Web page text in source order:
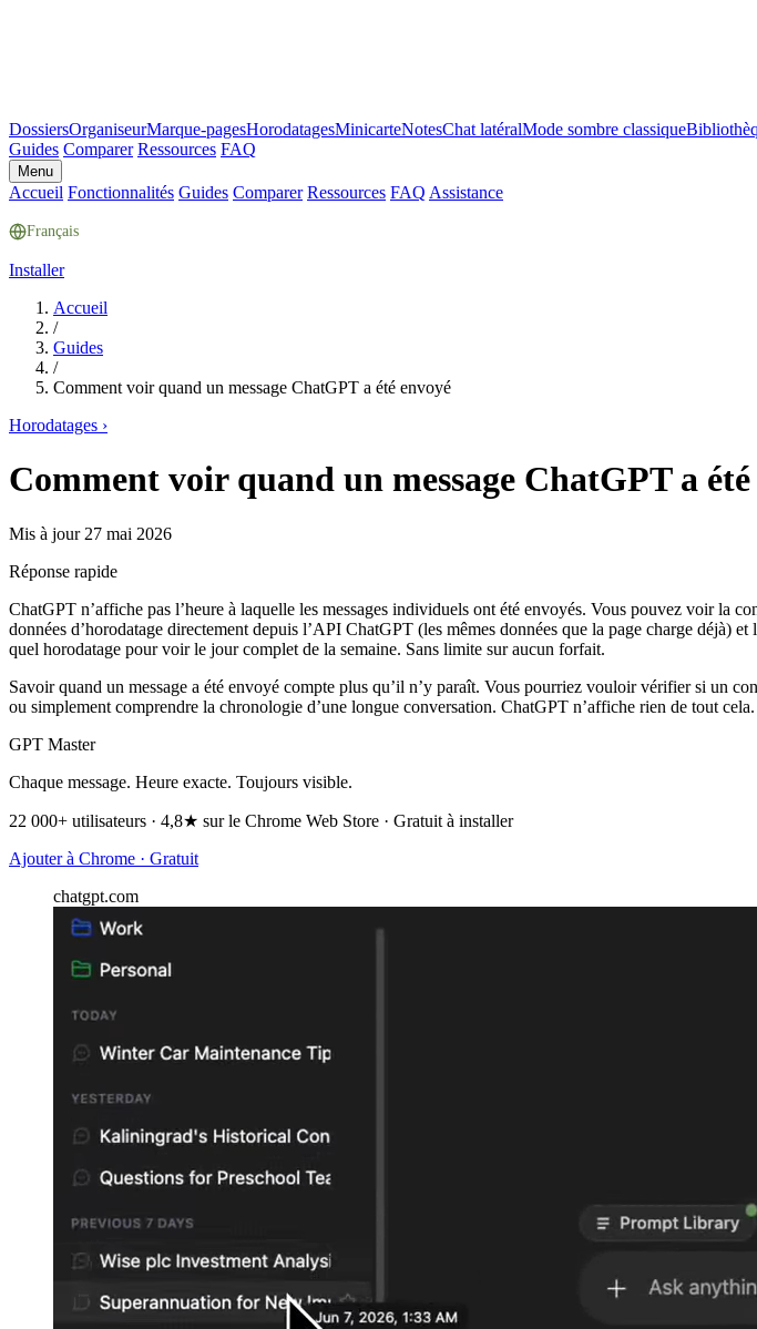
DossiersOrganiseurMarque-pagesHorodatagesMinicarteNotesChat latéralMode sombre classique
Guides Comparer Ressources FAQ
Menu
Accueil Fonctionnalités Guides Comparer Ressources FAQ Assistance
Français
Installer
Accueil
/
Guides
/
Comment voir quand un message ChatGPT a été envoyé
Horodatages ›
Comment voir quand un message ChatGPT a été
Mis à jour 27 mai 2026
Réponse rapide
ChatGPT n’affiche pas l’heure à laquelle les messages individuels ont été envoyés. Vous pouvez voir la
données d’horodatage directement depuis l’API ChatGPT (les mêmes données que la page charge déjà)
quel horodatage pour voir le jour complet de la semaine. Sans limite sur aucun forfait.
Savoir quand un message a été envoyé compte plus qu’il n’y paraît. Vous pourriez vouloir vérifier si un
ou simplement comprendre la chronologie d’une longue conversation. ChatGPT n’affiche rien de tout
GPT Master
Chaque message. Heure exacte. Toujours visible.
22 000+ utilisateurs · 4,8★ sur le Chrome Web Store · Gratuit à installer
Ajouter à Chrome · Gratuit
chatgpt.com